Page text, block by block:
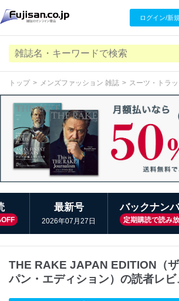
ログイン/新
トップ メンズファッション 雑誌 スーツ・トラ
最新号
2026年07月27日
バックナン
定期購読で読み
THE RAKE JAPAN EDITION（
パン・エディション）の読者レビ